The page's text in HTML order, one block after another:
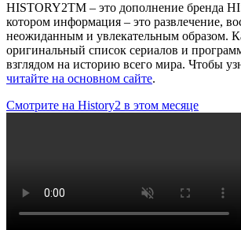
HISTORY2TM – это дополнение бренда
котором информация – это развлечение,
неожиданным и увлекательным образом.
оригинальный список сериалов и
взглядом на историю всего мира. Чтобы
читайте на основном сайте.
Смотрите на History2 в этом месяце